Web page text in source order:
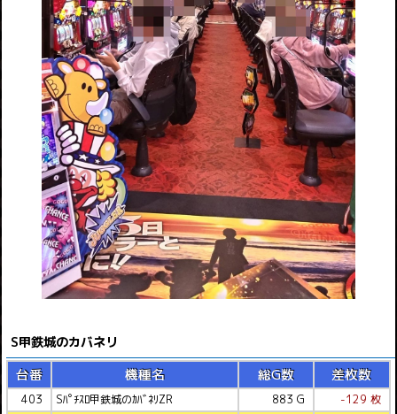
S甲鉄城のカバネリ
台番 機種名 総G数 差枚数
403 Sﾊﾟﾁｽﾛ甲鉄城のｶﾊﾞﾈﾘZR 883 G
-129 枚